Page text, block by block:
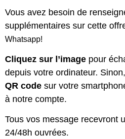
Vous avez besoin de
supplémentaires sur cette
Whatsapp!
Cliquez sur l’image pour
depuis votre ordinateur. Sinon,
QR code sur votre
à notre compte.
Tous vos message recevront
24/48h ouvrées.